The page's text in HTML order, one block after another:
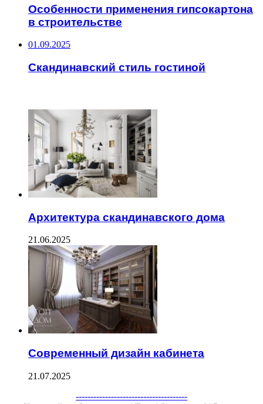
Особенности применения гипсокартона
в строительстве
01.09.2025
Скандинавский стиль гостиной
Архитектура скандинавского дома
21.06.2025
Современный дизайн кабинета
21.07.2025
--------------------------------------